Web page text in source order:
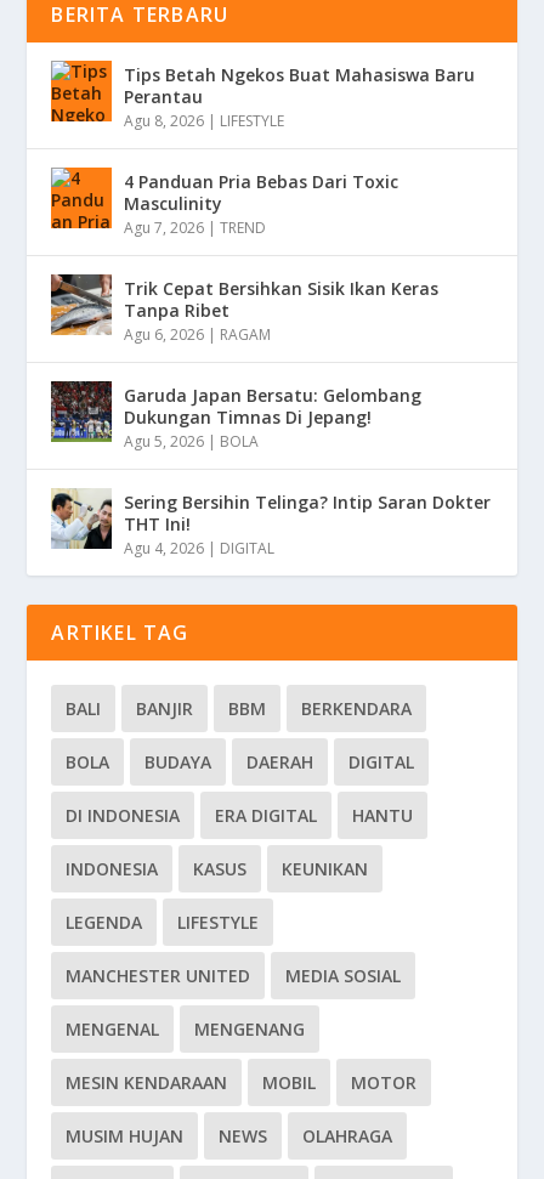
BERITA TERBARU
Tips Betah Ngekos Buat Mahasiswa Baru
Perantau
Agu 8, 2026 | LIFESTYLE
4 Panduan Pria Bebas Dari Toxic
Masculinity
Agu 7, 2026 |TREND
Trik Cepat Bersihkan Sisik Ikan Keras
Tanpa Ribet
Agu 6, 2026 | RAGAM
Garuda Japan Bersatu: Gelombang
Dukungan Timnas Di Jepang!
Agu 5, 2026 | BOLA
Sering Bersihin Telinga? Intip Saran Dokter
THT Ini!
Agu 4, 2026 | DIGITAL
ARTIKEL TAG
BALI BANJIR BBM BERKENDARA
BOLA BUDAYA DAERAH DIGITAL
DI INDONESIA ERA DIGITAL HANTU
INDONESIA KASUS KEUNIKAN
LEGENDA LIFESTYLE
MANCHESTER UNITED MEDIA SOSIAL
MENGENAL MENGENANG
MESIN KENDARAAN MOBIL MOTOR
MUSIM HUJAN NEWS OLAHRAGA